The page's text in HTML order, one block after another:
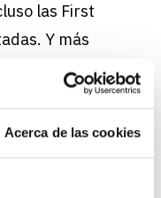
Acerca de las cookies
las First
Y más
la GDPR,
ecosistema